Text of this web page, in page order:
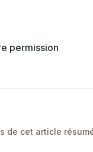
permission
de cet article